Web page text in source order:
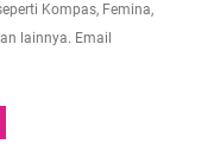
Kompas, Femina,
lainnya. Email